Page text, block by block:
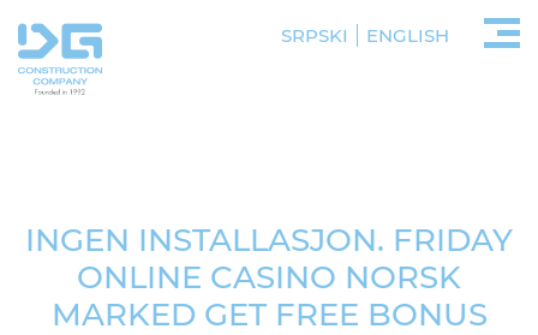
SRPSKI ENGLISH
INGEN INSTALLASJON. FRIDAY
ONLINE CASINO NORSK
MARKED GET FREE BONUS